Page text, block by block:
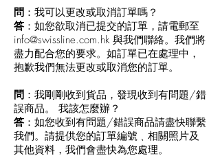
問 ：我可以更改或取消訂單嗎？
答 ：如您欲取消已提交的訂單，請電郵至
info@swissline.com.hk與我們聯絡。我們將
盡力配合您的要求。如訂單已在處理中，
抱歉我們無法更改或取消您的訂單。
問 ：我剛剛收到貨品，發現收到有問題/錯
誤商品。 我該怎麼辦？
答 ：如您收到有問題/錯誤商品請盡快聯繫
我們。請提供您的訂單編號﹑相關照片及
其他資料，我們會盡快為您處理。